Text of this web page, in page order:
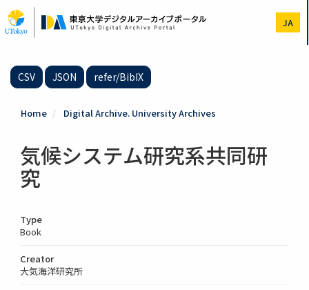
to
main
JA
CSV JSON refer/BibIX
Home Digital Archive. University Archives
気候システム研究系共同研
究
Type
Book
Creator
大気海洋研究所